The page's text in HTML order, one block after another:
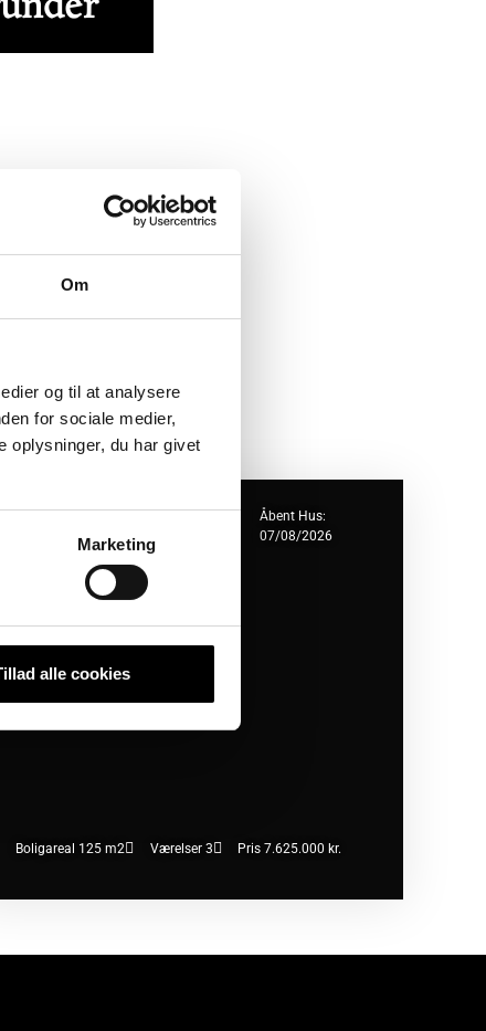
Om
og til at analysere
for sociale medier,
oplysninger, du har givet
Marketing
alle cookies
Åbent Hus:
07/08/2026
1B
København SV
Boligareal 125 m2 Værelser 3 Pris 7.625.000 kr.